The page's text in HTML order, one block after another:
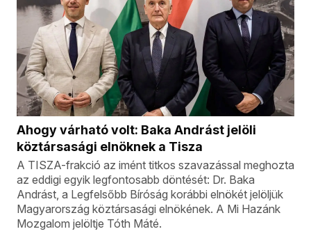
Ahogy várható volt: Baka Andrást jelöli
köztársasági elnöknek a Tisza
A TISZA-frakció az imént titkos szavazással meghozta
az eddigi egyik legfontosabb döntését: Dr. Baka
Andrást, a Legfelsőbb Bíróság korábbi elnökét jelöljük
Magyarország köztársasági elnökének. A Mi Hazánk
Mozgalom jelöltje Tóth Máté.